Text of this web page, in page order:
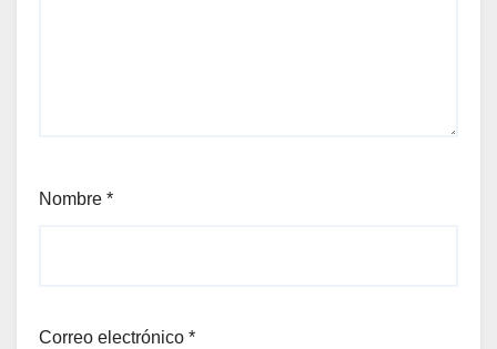
Nombre *
Correo electrónico *